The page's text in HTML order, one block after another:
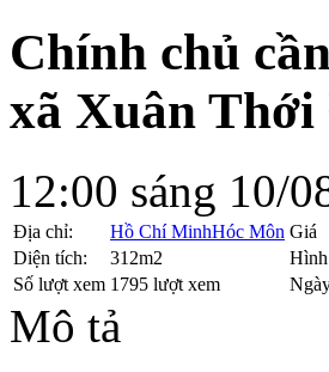
Chính chủ
xã Xuân
12:00 sáng 10/
Địa chỉ: Hồ Chí MinhHóc Môn Giá
Diện tích:
312m2
Số lượt xem 1795 lượt xem
Mô tả